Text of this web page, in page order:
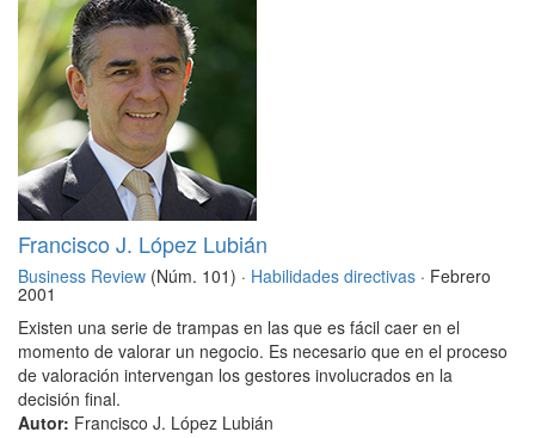
Francisco J. López Lubián
Business Review (Núm. 101) · Habilidades directivas · Febrero
2001
Existen una serie de trampas en las que es fácil caer en el
momento de valorar un negocio. Es necesario que en el proceso
de valoración intervengan los gestores involucrados en la
decisión final.
Autor: Francisco J. López Lubián